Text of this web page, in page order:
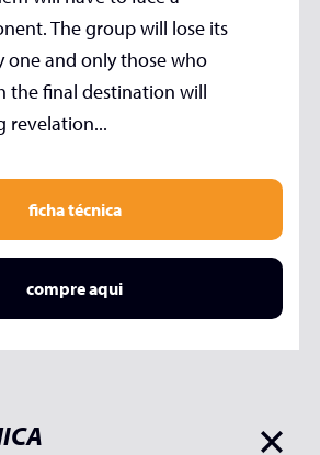
The group will lose its
one and only those who
the final destination will
revelation...
ficha técnica
compre aqui